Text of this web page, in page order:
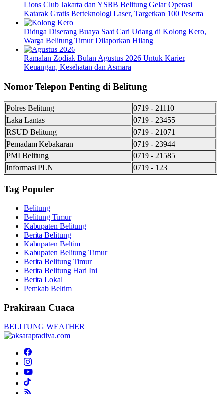
Lions Club Jakarta dan YSBB Belitung Gelar Operasi
Katarak Gratis Berteknologi Laser, Targetkan 100 Peserta
Diduga Diserang Buaya Saat Cari Udang di Kolong Kero,
Warga Belitung Timur Dilaporkan Hilang
Ramalan Zodiak Bulan Agustus 2026 Untuk Karier,
Keuangan, Kesehatan dan Asmara
Nomor Telepon Penting di Belitung
Polres Belitung
0719 - 21110
Laka Lantas
0719 - 23455
RSUD Belitung
0719 - 21071
Pemadam Kebakaran
0719 - 23944
PMI Belitung
0719 - 21585
Informasi PLN
0719 - 123
Tag Populer
Belitung
Belitung Timur
Kabupaten Belitung
Berita Belitung
Kabupaten Beltim
Kabupaten Belitung Timur
Berita Belitung Timur
Berita Belitung Hari Ini
Berita Lokal
Pemkab Beltim
Prakiraan Cuaca
BELITUNG WEATHER